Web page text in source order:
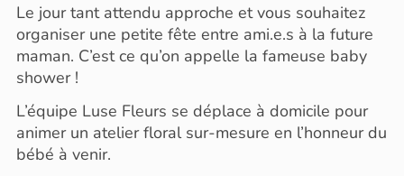
Le jour tant attendu approche et vous souhaitez
organiser une petite fête entre ami.e.s à la future
maman. C’est ce qu’on appelle la fameuse baby
shower !
L’équipe Luse Fleurs se déplace à domicile pour
animer un atelier floral sur-mesure en l’honneur du
bébé à venir.